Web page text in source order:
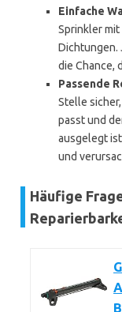
Einfache
Sprinkler
Dichtungen.
die Chance,
Passende
Stelle
passt und
ausgelegt
und
Häufige